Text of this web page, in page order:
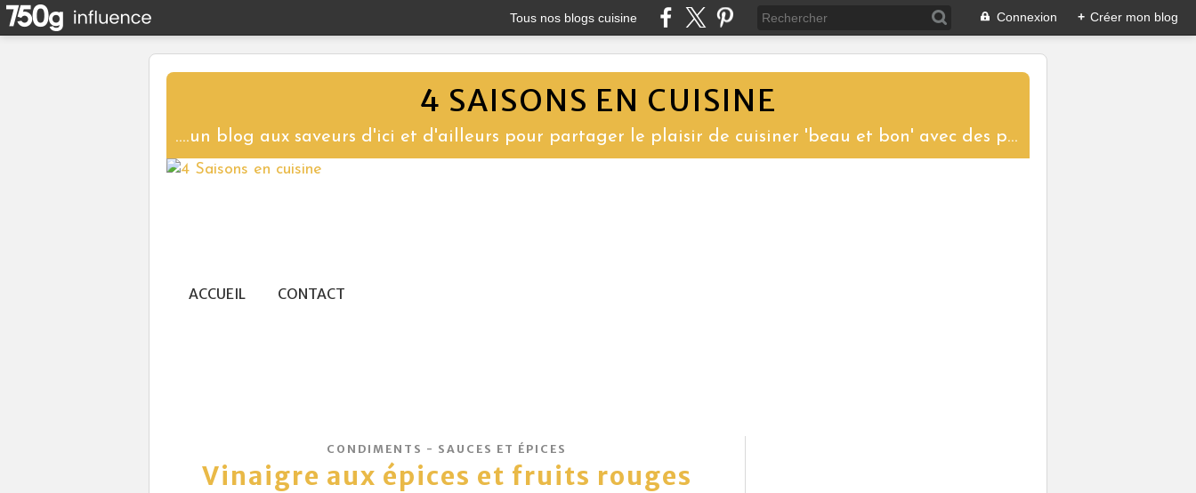
Tous nos blogs cuisine Connexion + Créer mon blog
4 SAISONS EN CUISINE
....un blog aux saveurs d'ici et d'ailleurs pour partager le plaisir de cuisiner 'beau et bon' avec des produits de saison. Toutes les recettes proposées sont réalisées et photographiées pour vous donner l'envie de les tester à votre tour et ainsi garder vivantes les traditions culinaires.
ACCUEIL CONTACT
CONDIMENTS - SAUCES ET ÉPICES
Vinaigre aux épices et fruits rouges